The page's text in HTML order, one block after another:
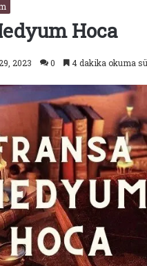
Hoca
2023 0 4 dakika okuma